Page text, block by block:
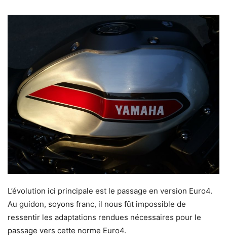
L’évolution ici principale est le passage en version Euro4.
Au guidon, soyons franc, il nous fût impossible de
ressentir les adaptations rendues nécessaires pour le
passage vers cette norme Euro4.